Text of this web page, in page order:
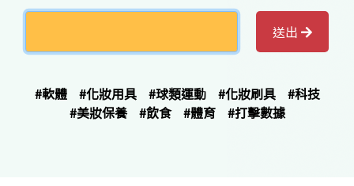
送出
#軟體 #化妝用具 #球類運動 #化妝刷具
#科技
#美妝保養
#飲食 #體育 #打擊數據